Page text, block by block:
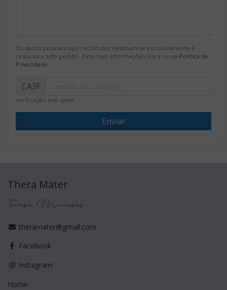
Os dados pessoais aqui recolhidos destinam-se exclusivamente à
resposta a este pedido. Para mais informações leia a nossa Política de
Privacidade.
CA3F
verificação anti-spam
Enviar
Thera Mater
Teresa Meneses
theramater@gmail.com
Facebook
Instagram
Home